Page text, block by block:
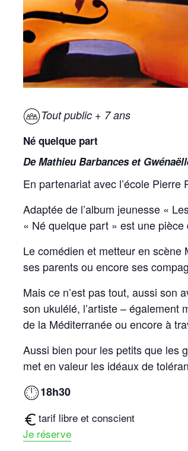
Tout public + 7 ans
Né quelque part
De Mathieu Barbances et
En partenariat avec l’école Pierre
Adaptée de l’album jeunesse «
« Né quelque part » est une
Le comédien et metteur en scène
ses parents ou encore ses
Mais ce n’est pas tout, aussi son
son ukulélé, l’artiste – également
de la Méditerranée ou encore à
Aussi bien pour les petits que les
met en valeur les idéaux de
18h30
tarif libre et conscient
Je réserve